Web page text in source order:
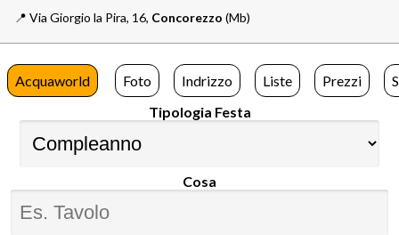
📍️ Via Giorgio la Pira, 16, Concorezzo (Mb)
Acquaworld Foto Indrizzo Liste Prezzi
Tipologia Festa
Cosa